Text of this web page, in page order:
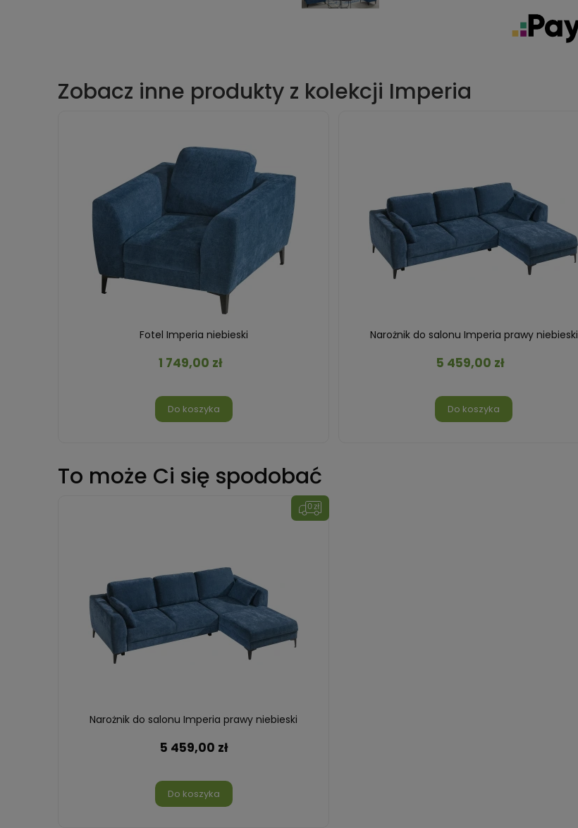
Zobacz inne produkty z kolekcji Imperia
Fotel Imperia niebieski
1 749,00 zł
Do koszyka
Narożnik do salonu Imperia prawy niebieski
5 459,00 zł
Do koszyka
To może Ci się spodobać
Narożnik do salonu Imperia prawy niebieski
5 459,00 zł
Do koszyka